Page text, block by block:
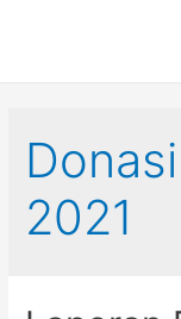
2021